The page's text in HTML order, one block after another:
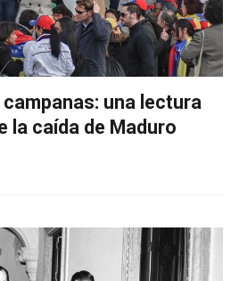
una lectura
la caída de Maduro